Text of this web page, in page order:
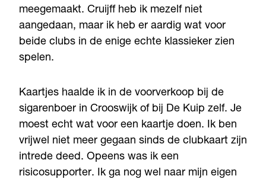
meegemaakt. Cruijff heb ik mezelf niet
aangedaan, maar ik heb er aardig wat voor
beide clubs in de enige echte klassieker zien
spelen.
Kaartjes haalde ik in de voorverkoop bij de
sigarenboer in Crooswijk of bij De Kuip zelf. Je
moest echt wat voor een kaartje doen. Ik ben
vrijwel niet meer gegaan sinds de clubkaart zijn
intrede deed. Opeens was ik een
risicosupporter. Ik ga nog wel naar mijn eigen